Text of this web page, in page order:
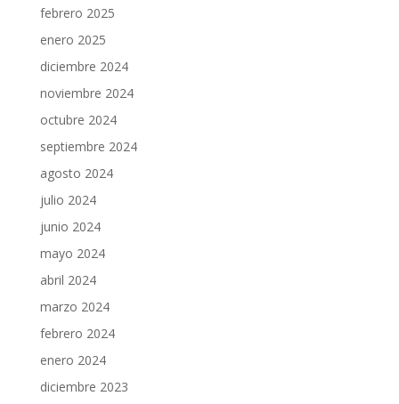
febrero 2025
enero 2025
diciembre 2024
noviembre 2024
octubre 2024
septiembre 2024
agosto 2024
julio 2024
junio 2024
mayo 2024
abril 2024
marzo 2024
febrero 2024
enero 2024
diciembre 2023